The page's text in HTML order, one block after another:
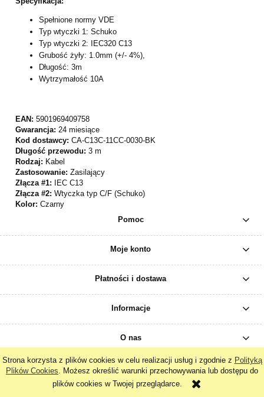
Strona korzysta z plików cookies w celu realizacji usług i zgodnie z Polityką
Plików Cookies. Możesz określić warunki przechowywania lub dostępu do
plików cookies w Twojej przeglądarce.
Spełnione normy VDE
Typ wtyczki 1: Schuko
Typ wtyczki 2: IEC320 C13
Grubość żyły: 1.0mm (+/- 4%),
Długość: 3m
Wytrzymałość 10A
EAN: 5901969409758
Gwarancja: 24 miesiące
Kod dostawcy: CA-C13C-11CC-0030-BK
Długość przewodu: 3 m
Rodzaj: Kabel
Zastosowanie: Zasilający
Złącza #1:
IEC C13
Złącza #2: Wtyczka typ C/F (Schuko)
Kolor: Czarny
Pomoc
Moje konto
Płatności i dostawa
Informacje
O nas
pokaż pełną wersję strony
Sklep internetowy Shoper.pl